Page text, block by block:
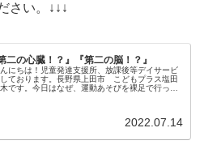
さい。↓↓↓
二の心臓！？』『第二の脳！？』
にちは！児童発達支援所、放課後等デイサービ
ております。長野県上田市 こどもプラス塩田
です。今日はなぜ、運動あそびを裸足で行って
2022.07.14